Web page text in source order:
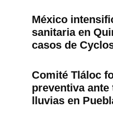
México
sanitaria en
casos de
Comité Tláloc
preventiva ante
lluvias en